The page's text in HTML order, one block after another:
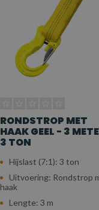
RONDSTROP MET
HAAK GEEL - 3
3 TON
Hijslast (7:1): 3 ton
Uitvoering: Rondstrop
haak
Lengte: 3 m